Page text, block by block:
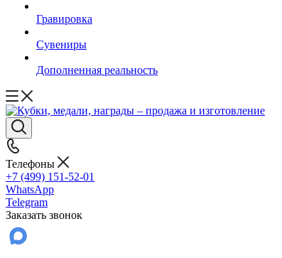
Гравировка
Сувениры
Дополненная реальность
Телефоны
+7 (499) 151-52-01
WhatsApp
Telegram
Заказать звонок